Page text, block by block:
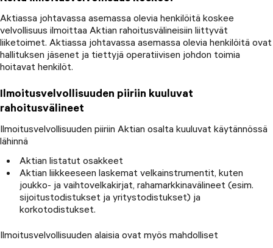
Aktiassa johtavassa asemassa olevia henkilöitä koskee
velvollisuus ilmoittaa Aktian rahoitusvälineisiin liittyvät
liiketoimet. Aktiassa johtavassa asemassa olevia henkilöitä ovat
hallituksen jäsenet ja tiettyjä operatiivisen johdon toimia
hoitavat henkilöt.
Ilmoitusvelvollisuuden piiriin kuuluvat
rahoitusvälineet
Ilmoitusvelvollisuuden piiriin Aktian osalta kuuluvat käytännössä
lähinnä
Aktian listatut osakkeet
Aktian liikkeeseen laskemat velkainstrumentit, kuten
joukko- ja vaihtovelkakirjat, rahamarkkinavälineet (esim.
sijoitustodistukset ja yritystodistukset) ja
korkotodistukset.
Ilmoitusvelvollisuuden alaisia ovat myös mahdolliset